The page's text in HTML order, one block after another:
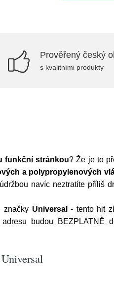
Prověřený český
s kvalitními produkty
funkční stránkou? Že je to
a polypropylenových
navíc neztratíte příliš
značky Universal - tento hit
budou BEZPLATNĚ